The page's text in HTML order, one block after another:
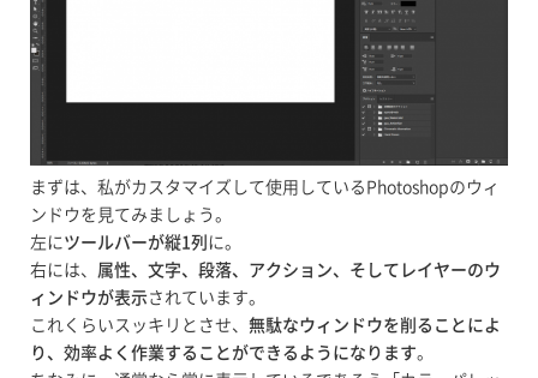
まずは、私がカスタマイズして使用しているPhotoshopのウィ
ンドウを見てみましょう。
左に ツールバーが縦1列 に。
右には、 属性、文字、段落、アクション、そしてレイヤーのウ
ィンドウが表示されています。
これくらいスッキリとさせ、 無駄なウィンドウを削ることによ
り、効率よく作業することができるようになります。